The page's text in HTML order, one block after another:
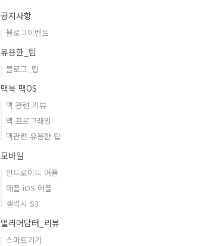
공지사항
블로그이벤트
유용한_팁
블로그_팁
맥북 맥OS
맥 관련 리뷰
맥 프로그래밍
맥관련 유용한 팁
모바일
안드로이드 어플
애플 iOS 어플
갤럭시 S3
얼리어답터_리뷰
스마트기기